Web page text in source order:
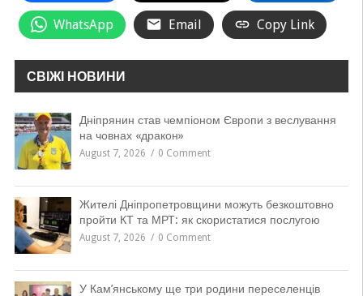
WhatsApp Email Copy Link
СВІЖІ НОВИНИ
Дніпрянин став чемпіоном Європи з веслування
на човнах «дракон»
August 7, 2026 0 Comment
Жителі Дніпропетровщини можуть безкоштовно
пройти КТ та МРТ: як скористатися послугою
August 7, 2026 0 Comment
У Кам’янському ще три родини переселенців